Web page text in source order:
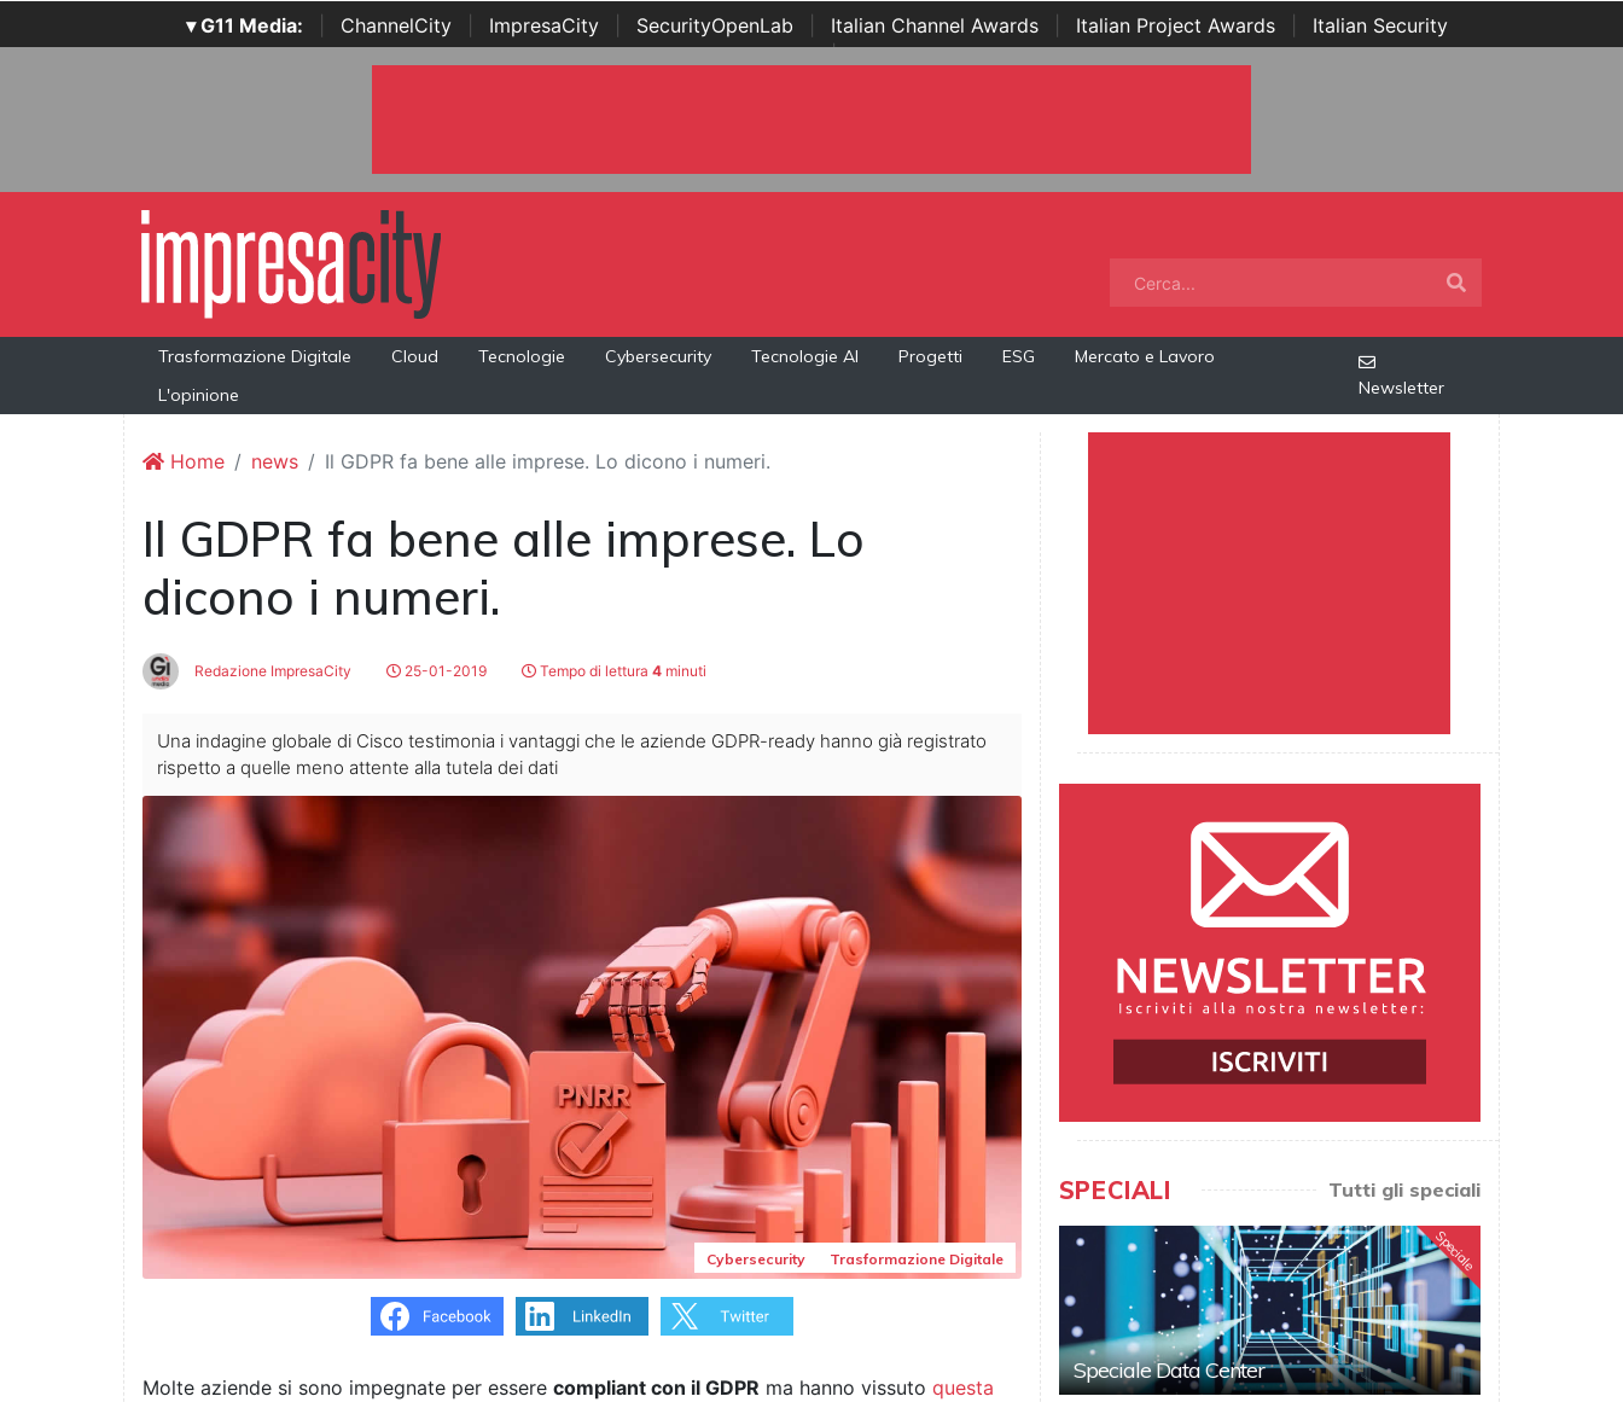
▾ G11 Media: ChannelCity ImpresaCity SecurityOpenLab Italian Channel Awards Italian Project Awards
Italian Security
Awards | ...
Trasformazione Digitale Cloud Tecnologie Cybersecurity Tecnologie AI Progetti ESG
Mercato e Lavoro
L'opinione
Newsletter
Home news Il GDPR fa bene alle imprese. Lo dicono i numeri.
Il GDPR fa bene alle imprese. Lo
dicono i numeri.
Redazione ImpresaCity 25-01-2019 Tempo di lettura 4 minuti
Una indagine globale di Cisco testimonia i vantaggi che le aziende GDPR-ready hanno già registrato
rispetto a quelle meno attente alla tutela dei dati
Cybersecurity Trasformazione Digitale
Molte aziende si sono impegnate per essere compliant con il GDPR ma hanno vissuto questa
SPECIALI Tutti gli speciali
Speciale
Speciale Data Center